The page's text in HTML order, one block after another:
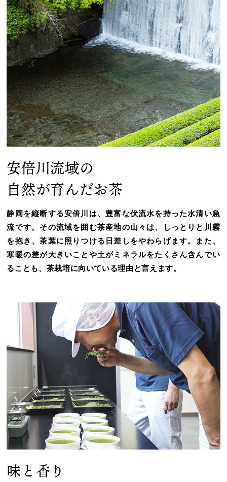
安倍川流域の
自然が育んだお茶
静岡を縦断する安倍川は、豊富な伏流水を持った水清い急
流です。その流域を囲む茶産地の山々は、しっとりと川霧
を抱き、茶葉に照りつける日差しをやわらげます。また、
寒暖の差が大きいことや土がミネラルをたくさん含んでい
ることも、茶栽培に向いている理由と言えます。
味と香り